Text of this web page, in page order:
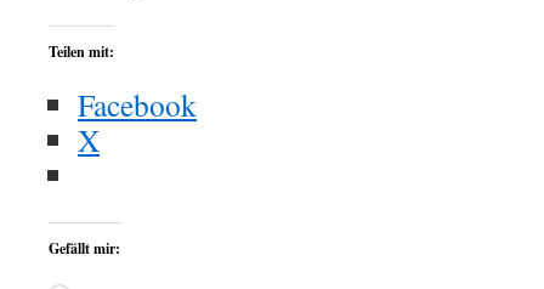
Teilen mit:
Facebook
X
Gefällt mir: